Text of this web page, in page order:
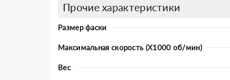
Прочие характеристики
Размер фаски
Максимальная скорость (X1000 об/мин)
Вес